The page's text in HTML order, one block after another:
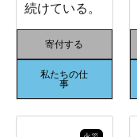
続けている。
寄付する
私たちの仕
事